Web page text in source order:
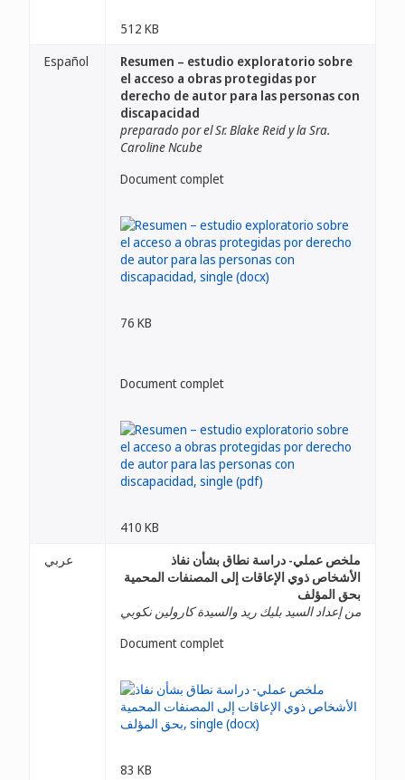
512 KB
Español
Resumen – estudio exploratorio sobre
el acceso a obras protegidas por
derecho de autor para las personas con
discapacidad
preparado por el Sr. Blake Reid y la Sra.
Caroline Ncube
Document complet
76 KB
Document complet
410 KB
عربي
ملخص عملي- دراسة نطاق بشأن نفاذ
الأشخاص ذوي الإعاقات إلى المصنفات المحمية
بحق المؤلف
من إعداد السيد بليك ريد والسيدة كارولين نكوبي
Document complet
83 KB